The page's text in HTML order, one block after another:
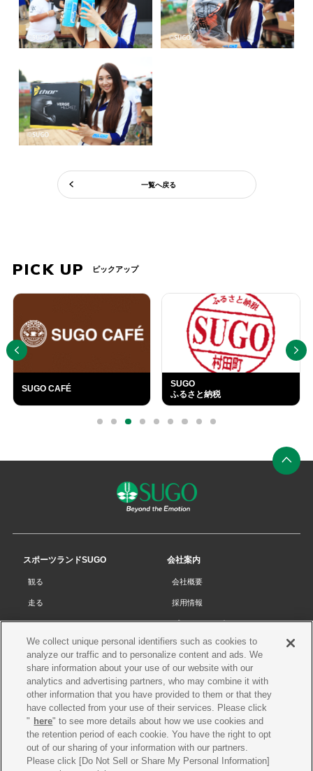
一覧へ戻る
PICK UP ピックアップ
SUGO CAFÉ
SUGO
ふるさと納税
外
部
0 1 2 3 4 5 6 7 8
PREV NEXT
の
スポーツランドSUGO
観る
走る
チケット
リザルト
コース・施設
SUGOで遊ぼう
スクール
イベントスケジュール
営業案内・アクセス
会社案内
会社概要
採用情報
プライバシーポリシー
Cookieポリシー
サイトマップ
お問い合わせ
プレス申請
We collect unique personal identifiers such as cookies to
analyze our traffic and to personalize content and ads. We
share information about your use of our website with our
analytics and advertising partners, who may combine it with
other information that you have provided to them or that they
have collected from your use of their services. Please click
" here" to see more details about how we use cookies and
the retention period of each cookie. You have the right to opt
out of our sharing of your information with our partners.
Please click [Do Not Sell or Share My Personal Information]